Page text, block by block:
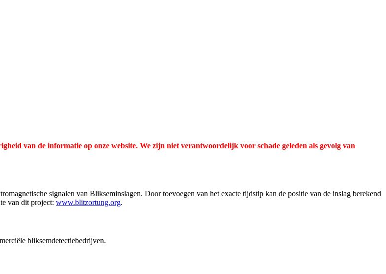
van de informatie op onze website. We zijn niet verantwoordelijk voor schade geleden als gevolg van
signalen van Blikseminslagen. Door toevoegen van het exacte tijdstip kan de positie van de inslag berekend
van dit project: www.blitzortung.org.
bliksemdetectiebedrijven.